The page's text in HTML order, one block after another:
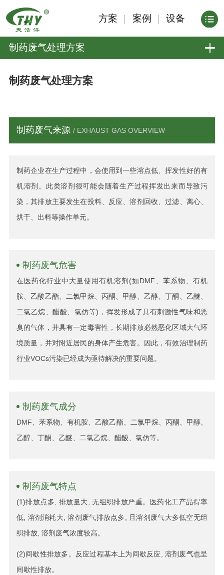
方案 案例 设备
制药废气处理方案
制药废气处理方案
制药废气来源 / EXHAUST GAS OVERVIEW
制药企业在生产过程中，会使用到一些溶点低、挥发性好的有
机溶剂。此类溶剂很可能会随着生产过程挥发出来而导致污
染，其排放主要发生在投料、反应、溶剂回收、过滤、离心、
烘干、出料等操作单元。
制药废气危害
在医药化行业中大量使用有机溶剂(如DMF、苯系物、有机
胺、乙酸乙酯、二氯甲烷、丙酮、甲醇、乙醇、丁酮、乙醚、
二氯乙烷、醋酸、氯仿等)，挥发形成了具有刺激性气味和恶
臭的气体，并具有一定毒害性，长期排放必然恶化区域大气环
境质量，并对附近居民的身体产生危害。因此，有效治理制药
行业VOCs污染已经成为亟待解决的重要问题。
制药废气成分
DMF、苯系物、有机胺、乙酸乙酯、二氯甲烷、丙酮、甲醇、
乙醇、丁酮、乙醚、二氯乙烷、醋酸、氯仿等。
制药废气特点
(1)排放点多, 排放量大, 无组织排放严重。医药化工产品得率
低, 溶剂消耗大, 溶剂废气排放点多, 且溶剂废气大多低空无组
织排放, 溶剂废气浓度较高。
(2)间歇性排放多。反应过程基本上为间歇反应, 溶剂废气也呈
间歇性排放。